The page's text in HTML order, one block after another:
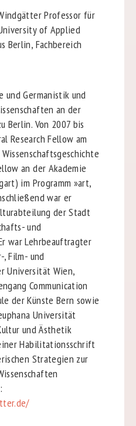
Professor für
of Applied
Berlin, Fachbereich
und Germanistik und
an der
Berlin. Von 2007 bis
Research Fellow am
an der Akademie
im Programm »art,
war er
der Stadt
und
war Lehrbeauftragter
Film- und
Universität Wien,
Communication
der Künste Bern sowie
Universität
und Ästhetik
Habilitationsschrift
Strategien zur